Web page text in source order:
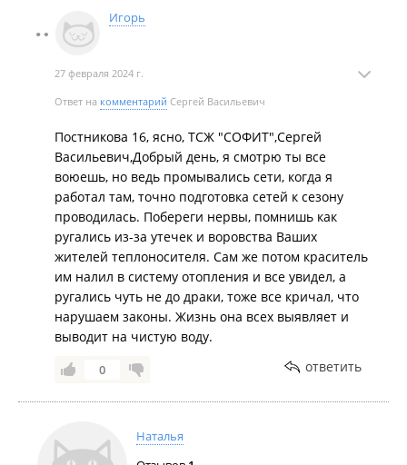
ему предприятии.
Игорь
27 февраля 2024 г.
Ответ на комментарий Сергей Васильевич
Постникова 16, ясно, ТСЖ "СОФИТ",Сергей
Васильевич,Добрый день, я смотрю ты все
воюешь, но ведь промывались сети, когда я
работал там, точно подготовка сетей к сезону
проводилась. Побереги нервы, помнишь как
ругались из-за утечек и воровства Ваших
жителей теплоносителя. Сам же потом краситель
им налил в систему отопления и все увидел, а
ругались чуть не до драки, тоже все кричал, что
нарушаем законы. Жизнь она всех выявляет и
выводит на чистую воду.
0 ответить
Наталья